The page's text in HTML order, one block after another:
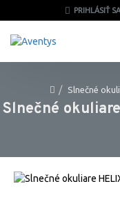
PRIHLÁSIŤ SA
Slnečné
Slnečné